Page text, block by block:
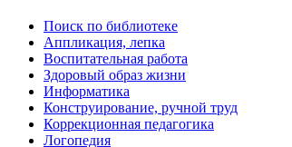
Поиск по библиотеке
Аппликация, лепка
Воспитательная работа
Здоровый образ жизни
Информатика
Конструирование, ручной труд
Коррекционная педагогика
Логопедия